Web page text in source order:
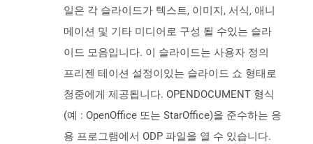
일은 각 슬라이드가 텍스트, 이미지, 서식, 애니
메이션 및 기타 미디어로 구성 될 수있는 슬라
이드 모음입니다. 이 슬라이드는 사용자 정의
프리젠 테이션 설정이있는 슬라이드 쇼 형태로
청중에게 제공됩니다. OPENDOCUMENT 형식
(예 : OpenOffice 또는 StarOffice)을 준수하는 응
용 프로그램에서 ODP 파일을 열 수 있습니다.